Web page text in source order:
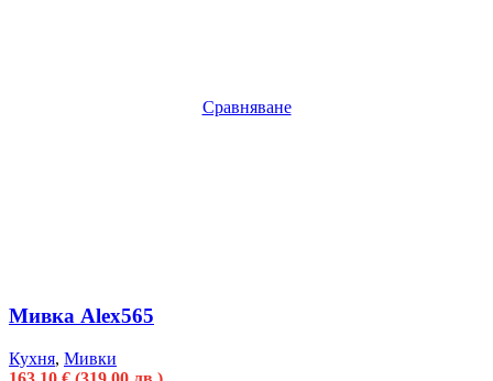
Сравняване
Мивка Alex565
Кухня, Мивки